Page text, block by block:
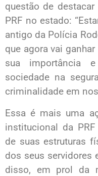
questão de
PRF no estado:
antigo da Polícia
que agora vai
sua importância
sociedade na
criminalidade em
Essa é mais uma
institucional da
de suas estruturas
dos seus servidores
disso, em prol da